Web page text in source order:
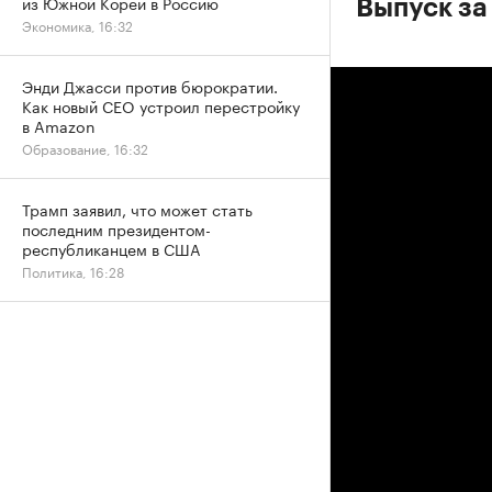
Выпуск
Экономика, 16:32
Энди Джасси против бюрократии.
Как новый CEO устроил перестройку
в Amazon
Образование, 16:32
Трамп заявил, что может стать
последним президентом-
республиканцем в США
Политика, 16:28